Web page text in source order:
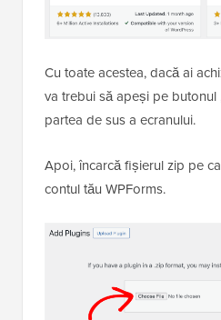
Cu toate acestea, dacă ai
va trebui să apeși pe butonul
partea de sus a ecranului.
Apoi, încarcă fișierul zip pe
contul tău WPForms.